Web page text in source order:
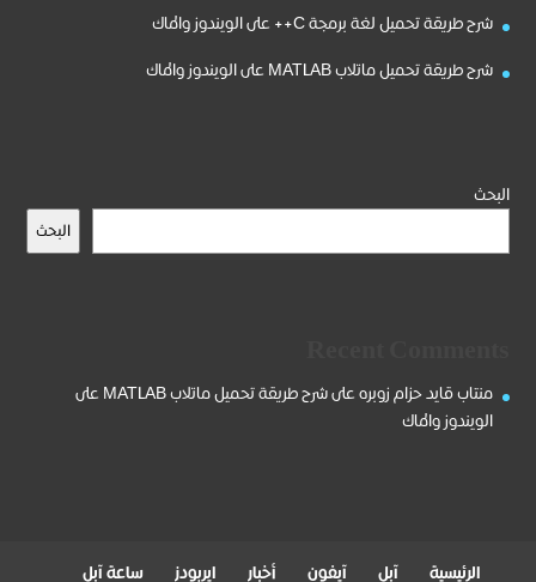
شرح طريقة تحميل لغة برمجة C++ على الويندوز والماك
شرح طريقة تحميل ماتلاب MATLAB على الويندوز والماك
البحث
البحث
منتاب قايد حزام زوبره على
شرح طريقة تحميل ماتلاب MATLAB على
الويندوز والماك
الرئيسية آبل آيفون أخبار ايربودز ساعة آبل